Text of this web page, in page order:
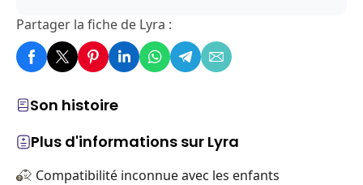
Son histoire
Plus d'informations sur Lyra
Compatibilité inconnue avec les enfants
Partager la fiche de Lyra :